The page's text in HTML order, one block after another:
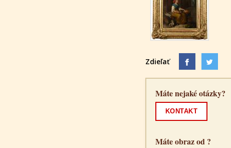
Zdieľať
Máte nejaké otázky?
KONTAKT
Máte obraz od ?